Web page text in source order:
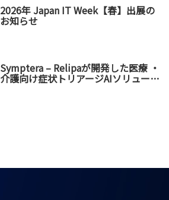
2026年 Japan IT Week【春】出展の
お知らせ
Symptera – Relipaが開発した医療 ・
介護向け症状トリアージAIソリューシ